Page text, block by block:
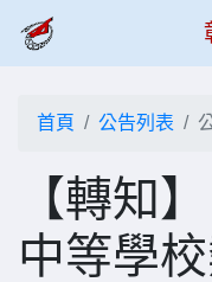
首頁 公告列表
【轉知
中等學